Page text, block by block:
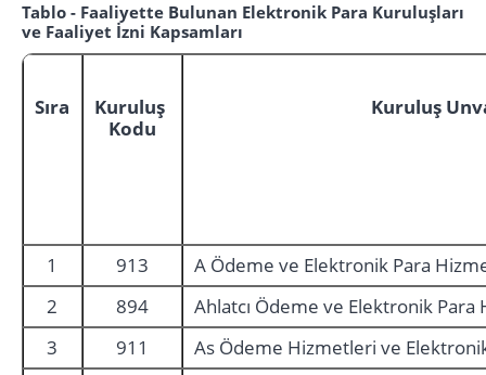
Tablo - Faaliyette Bulunan Elektronik Para Kuruluşları
ve Faaliyet İzni Kapsamları
Sıra
Kuruluş
Kodu
Kuruluş
1 913
A Ödeme ve Elektronik Para
2
894
Ahlatcı Ödeme ve Elektronik Para
3
911
As Ödeme Hizmetleri ve